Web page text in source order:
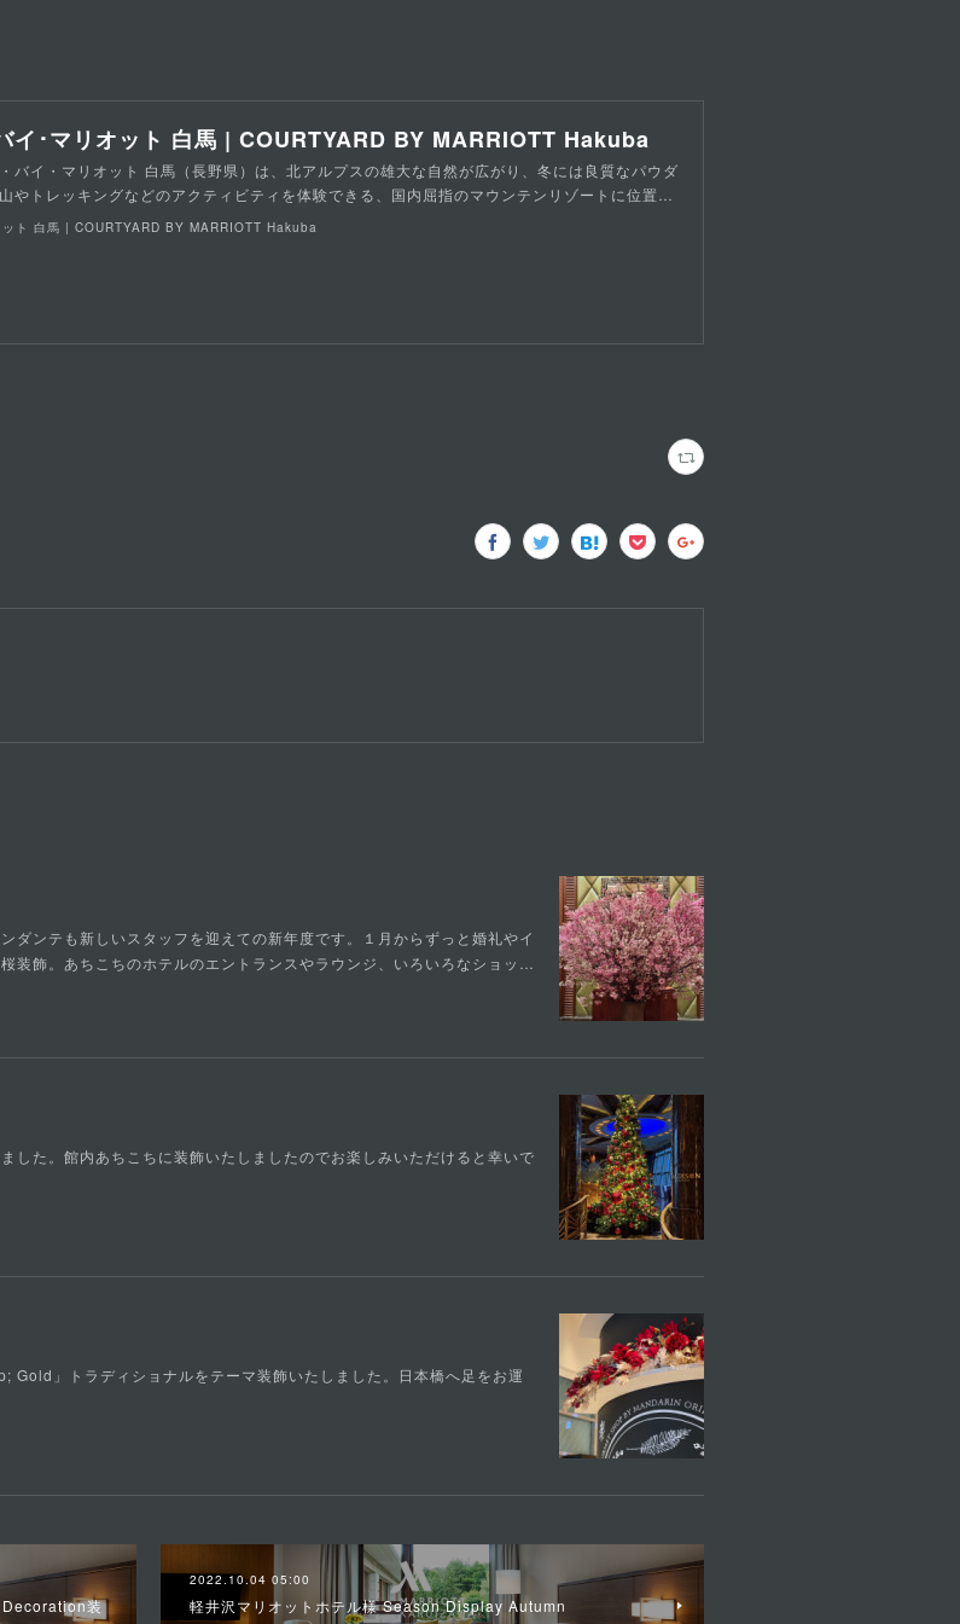
イ･マリオット 白馬 | COURTYARD BY MARRIOTT Hakuba
バイ・マリオット 白馬（長野県）は、北アルプスの雄大な自然が広がり、冬には良質なパウダ
やトレッキングなどのアクティビティを体験できる、国内屈指のマウンテンリゾートに位置…
ット 白馬 | COURTYARD BY MARRIOTT Hakuba
ダンテも新しいスタッフを迎えての新年度です。１月からずっと婚礼やイ
装飾。あちこちのホテルのエントランスやラウンジ、いろいろなショッ…
した。館内あちこちに装飾いたしましたのでお楽しみいただけると幸いで
Gold」トラディショナルをテーマ装飾いたしました。日本橋へ足をお運
装
2022.10.04 05:00
軽井沢マリオットホテル様 Season Display Autumn